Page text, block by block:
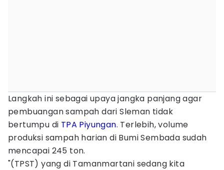
Langkah ini sebagai upaya jangka panjang agar
pembuangan sampah dari Sleman tidak
bertumpu di TPA Piyungan. Terlebih, volume
produksi sampah harian di Bumi Sembada sudah
mencapai 245 ton.
"(TPST) yang di Tamanmartani sedang kita